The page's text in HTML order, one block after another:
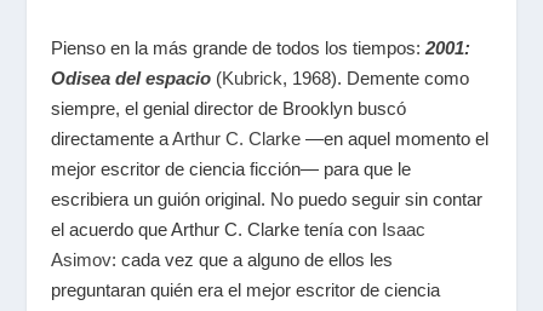
Pienso en la más grande de todos los tiempos: 2001:
Odisea del espacio (Kubrick, 1968). Demente como
siempre, el genial director de Brooklyn buscó
directamente aArthur C. Clarke —en aquel momento el
mejor escritor de ciencia ficción— para que le
escribiera un guión original. No puedo seguir sin contar
el acuerdo que Arthur C. Clarke tenía con Isaac
Asimov: cada vez que a alguno de ellos les
preguntaran quién era el mejor escritor de ciencia